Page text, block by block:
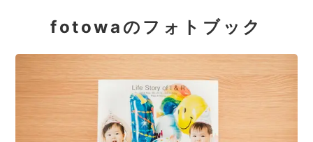
fotowaのフォトブック